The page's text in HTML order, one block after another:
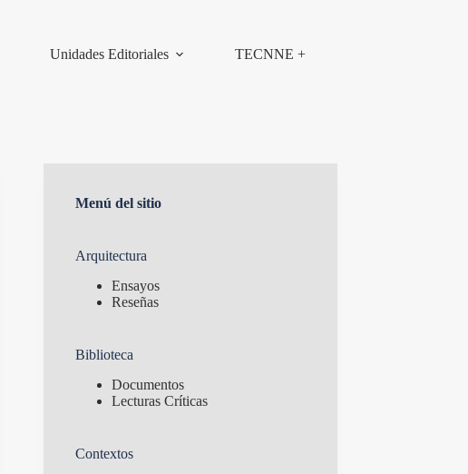
Unidades Editoriales TECNNE +
Menú del sitio
Arquitectura
Ensayos
Reseñas
Biblioteca
Documentos
Lecturas Críticas
Contextos